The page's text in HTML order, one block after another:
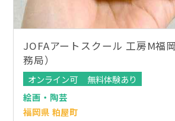
JOFAアートスクール 工房M福
務局）
オンライン可
無料体験あり
絵画・陶芸
福岡県 粕屋町